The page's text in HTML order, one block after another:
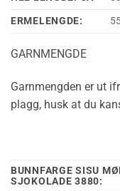
ERMELENGDE:
GARNMENGDE
Garnmengden er ut
plagg, husk at du
BUNNFARGE SISU
SJOKOLADE 3880: